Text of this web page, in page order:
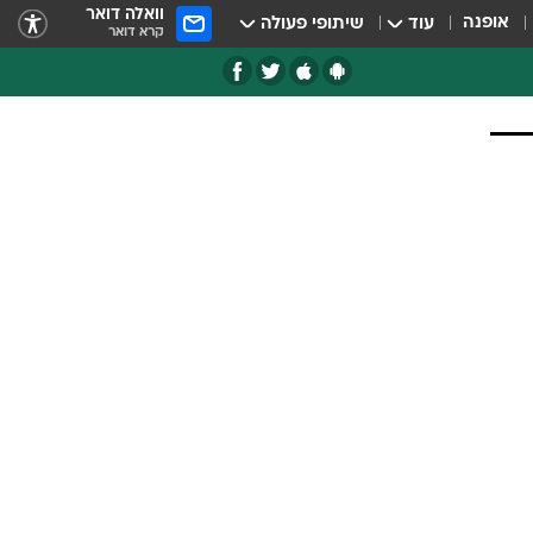
אופנה עוד שיתופי פעולה וואלה דואר
קרא דואר